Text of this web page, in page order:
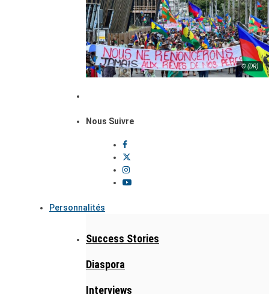
© (DR)
Nous Suivre
Personnalités
Success Stories
Diaspora
Interviews